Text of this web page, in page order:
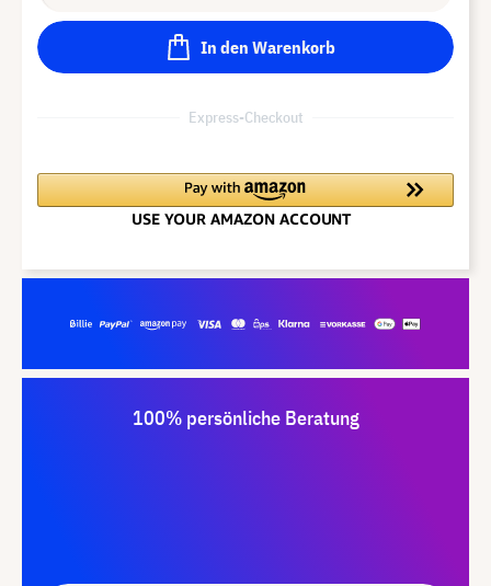
In den Warenkorb
Express-Checkout
100% persönliche Beratung